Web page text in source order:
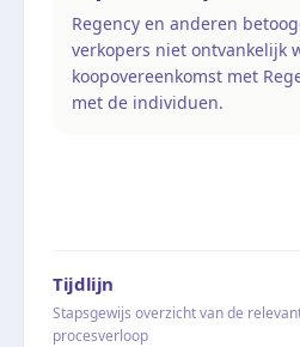
Regency en anderen
verkopers niet ontvankelijk
koopovereenkomst met
met de individuen.
Tijdlijn
Stapsgewijs overzicht van de
procesverloop